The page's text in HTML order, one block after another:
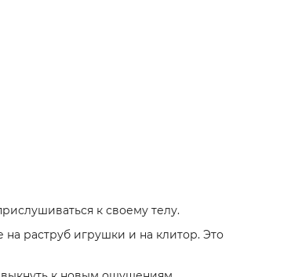
к своему телу.
раструб игрушки и на клитор. Это